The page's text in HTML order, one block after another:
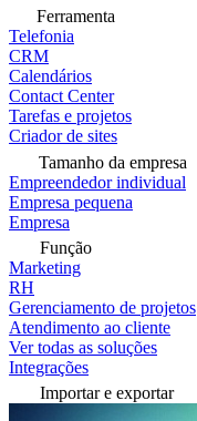
Ferramenta
Telefonia
CRM
Calendários
Contact Center
Tarefas e projetos
Criador de sites
Tamanho da empresa
Empreendedor individual
Empresa pequena
Empresa
Função
Marketing
RH
Gerenciamento de projetos
Atendimento ao cliente
Ver todas as soluções
Integrações
Importar e exportar